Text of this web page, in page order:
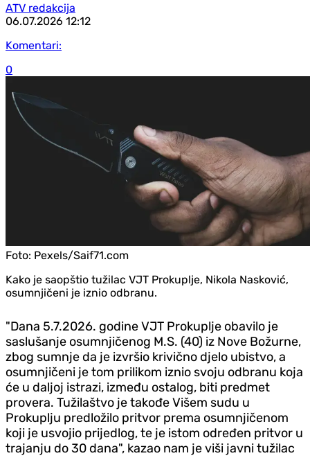
ATV redakcija
06.07.2026 12:12
Komentari:
0
Foto: Pexels/Saif71.com
Kako je saopštio tužilac VJT Prokuplje, Nikola Nasković,
osumnjičeni je iznio odbranu.
"Dana 5.7.2026. godine VJT Prokuplje obavilo je
saslušanje osumnjičenog M.S. (40) iz Nove Božurne,
zbog sumnje da je izvršio krivično djelo ubistvo, a
osumnjičeni je tom prilikom iznio svoju odbranu koja
će u daljoj istrazi, između ostalog, biti predmet
provera. Tužilaštvo je takođe Višem sudu u
Prokuplju predložilo pritvor prema osumnjičenom
koji je usvojio prijedlog, te je istom određen pritvor u
trajanju do 30 dana", kazao nam je viši javni tužilac